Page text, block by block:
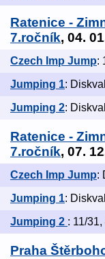
Ratenice -
7.ročník, 04.
Czech Imp Jump:
Jumping 1:
Jumping 2:
Ratenice -
7.ročník, 07.
Czech Imp Jump:
Jumping 1:
Jumping 2 : 11/
Praha